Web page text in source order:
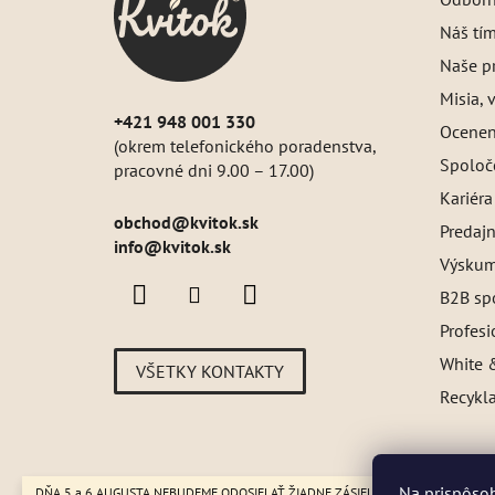
+421 948 001 330
(okrem telefonického poradenstva,
pracovné dni 9.00 – 17.00)
obchod@kvitok.sk
info@kvitok.sk
VŠETKY KONTAKTY
Náš tím
Naše
Misia,
Kariéra
B2B
White